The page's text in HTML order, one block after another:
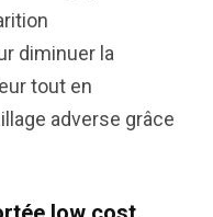
diminuer la
tout en
adverse grâce